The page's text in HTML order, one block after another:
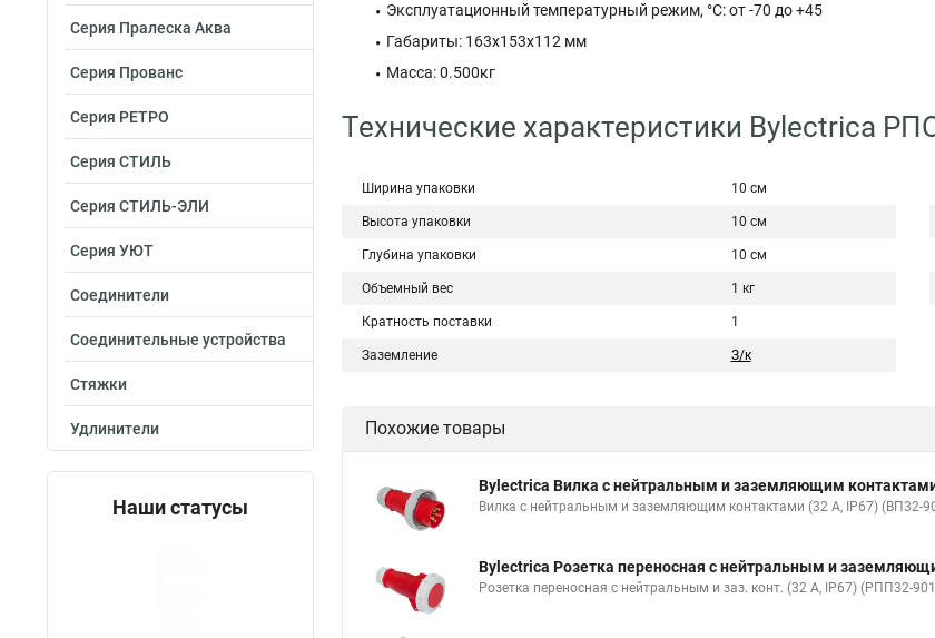
Серия Пралеска Аква
Серия Прованс
Серия РЕТРО
Серия СТИЛЬ
Серия СТИЛЬ-ЭЛИ
Серия УЮТ
Соединители
Соединительные устройства
Стяжки
Удлинители
Наши статусы
Эксплуатационный температурный режим, °C: от -70 до +45
Габариты: 163x153x112 мм
Масса: 0.500кг
Технические характеристики Bylectrica
Ширина упаковки 10 см
Высота упаковки 10 см
Глубина упаковки 10 см
Объемный вес 1 кг
Кратность поставки 1
Заземление З/к
Похожие товары
Bylectrica Вилка с нейтральным и заземляющим
Вилка с нейтральным и заземляющим контактами (32 А, IP67) (ВП32-
Bylectrica Розетка переносная с нейтральным и
Розетка переносная с нейтральным и заз. конт. (32 А, IP67) (РПП32-